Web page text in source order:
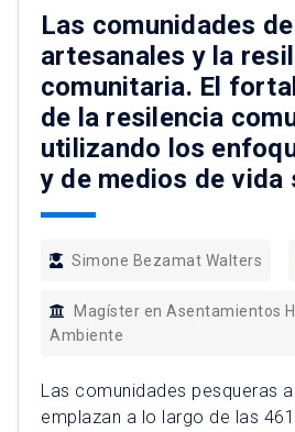
una sobre-intervención
con […]
Las comunidades
artesanales y la
comunitaria. El
de la resilencia
utilizando los
y de medios de vida
Simone Bezamat Walters
Magíster en Asentamientos
Ambiente
Las comunidades pesqueras
emplazan a lo largo de las